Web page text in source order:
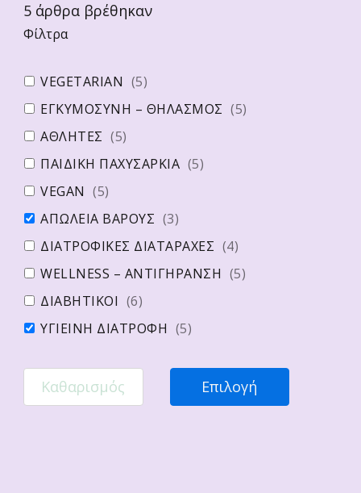
5 άρθρα βρέθηκαν
Φίλτρα
VEGETARIAN (5)
ΕΓΚΥΜΟΣΥΝΗ – ΘΗΛΑΣΜΟΣ (5)
ΑΘΛΗΤΕΣ (5)
ΠΑΙΔΙΚΗ ΠΑΧΥΣΑΡΚΙΑ (5)
VEGAN (5)
ΑΠΩΛΕΙΑ ΒΑΡΟΥΣ (3)
ΔΙΑΤΡΟΦΙΚΕΣ ΔΙΑΤΑΡΑΧΕΣ (4)
WELLNESS – ΑΝΤΙΓΗΡΑΝΣΗ (5)
ΔΙΑΒΗΤΙΚΟΙ (6)
ΥΓΙΕΙΝΗ ΔΙΑΤΡΟΦΗ (5)
Επιλογή
Καθαρισμός